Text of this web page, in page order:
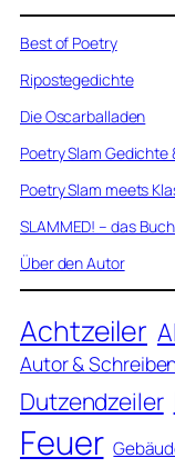
Best of Poetry
Ripostegedichte
Die Oscarballaden
Poetry Slam Gedichte
Poetry Slam meets
SLAMMED! – das
Über den Autor
Achtzeiler
Autor &
Dutzendzeiler
Feuer